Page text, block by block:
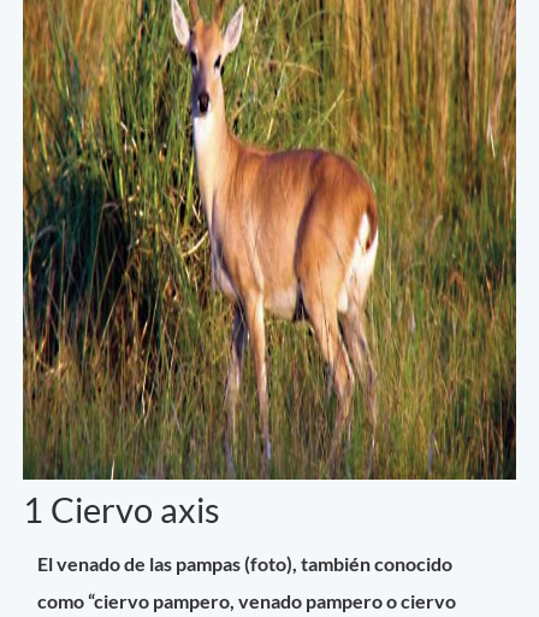
1 Ciervo axis
El venado de las pampas (foto), también conocido
como “ciervo pampero, venado pampero o ciervo